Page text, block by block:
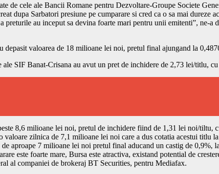
de cele ale Bancii Romane pentru Dezvoltare-Groupe Societe
dupa Sarbatori presiune pe cumparare si cred ca o sa mai dureze
preturile au inceput sa devina foarte mari pentru unii emitenti”, ne-
depasit valoarea de 18 milioane lei noi, pretul final ajungand la
SIF Banat-Crisana au avut un pret de inchidere de 2,73 lei/titlu,
8,6 milioane lei noi, pretul de inchidere fiind de 1,31 lei noi/tiltu,
valoare zilnica de 7,1 milioane lei noi care a dus cotatia acestui
aproape 7 milioane lei noi pretul final aducand un castig de
este foarte mare, Bursa este atractiva, existand potential de
al companiei de brokeraj BT Securities, pentru Mediafax.